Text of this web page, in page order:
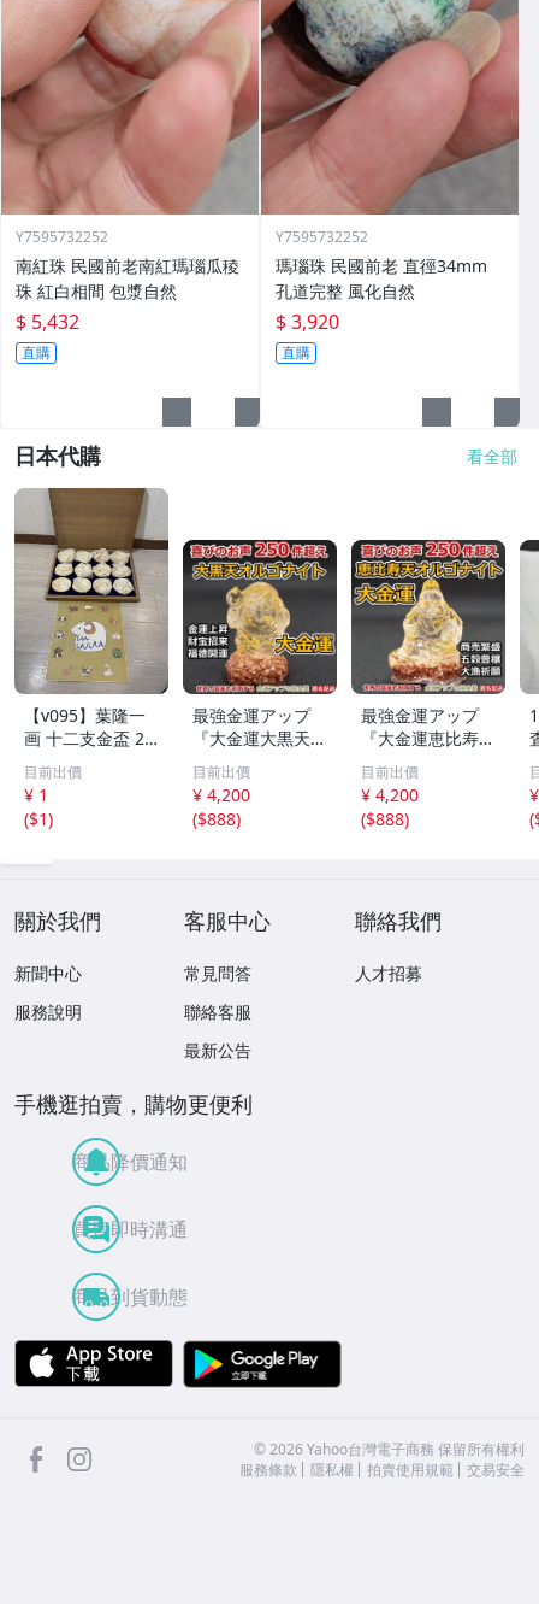
Y7595732252
南紅珠 民國前老南紅瑪瑙瓜稜
珠 紅白相間 包漿自然
$ 5,432
直購
Y7595732252
瑪瑙珠 民國前老 直徑34mm
孔道完整 風化自然
$ 3,920
直購
日本代購 看全部
【v095】葉隆一
画 十二支金盃 24
K GP 金メッキ 12
点セット 干支 色
紙付き 縁起物 酒
器 共箱付 伝統工
目前出價
¥ 1
($1)
最強金運アップ
『大金運大黒天
（だいこくてん）
オルゴナイト高4.
5cm』財宝、福徳
開運の神様【金運
目前出價
¥ 4,200
($888)
最強金運アップ
『大金運恵比寿天
（えびすてん）オ
ルゴナイト高4.5c
m』【金運アップ
の招金堂】金運ア
目前出價
¥ 4,200
($888)
(
關於我們
新聞中心
服務說明
客服中心
常見問答
聯絡客服
最新公告
聯絡我們
人才招募
手機逛拍賣，購物更便利
商品降價通知
買賣即時溝通
商品到貨動態
APP Store
facebook ©2026 Yahoo台灣電子商務 保留所有權利
服務條款
隱私權 拍賣使用規範 交易安全